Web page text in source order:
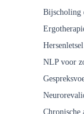
Bijscholing
NLP voor
Chronische